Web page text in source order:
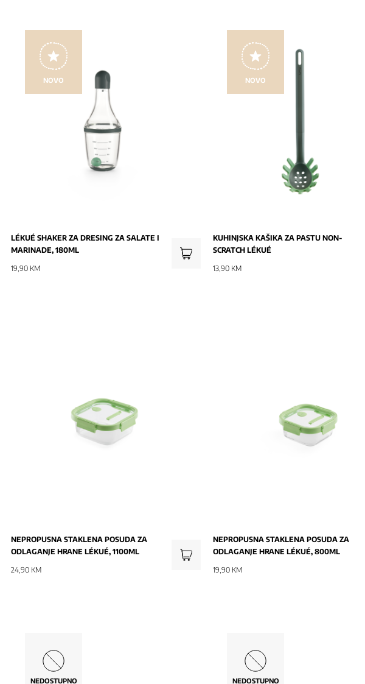
NOVO
LÉKUÉ SHAKER ZA DRESING ZA SALATE I
MARINADE, 180ML
19,90 KM
NOVO
KUHINJSKA KAŠIKA ZA PASTU NON-
SCRATCH LÉKUÉ
13,90 KM
NEPROPUSNA STAKLENA POSUDA ZA
ODLAGANJE HRANE LÉKUÉ, 1100ML
24,90 KM
NEPROPUSNA STAKLENA POSUDA ZA
ODLAGANJE HRANE LÉKUÉ, 800ML
19,90 KM
NEDOSTUPNO NEDOSTUPNO